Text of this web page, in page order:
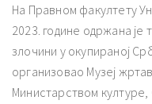
На Правном факултету
2023. године одржана је
злочини у окупираној
организовао Музеј
Министарством